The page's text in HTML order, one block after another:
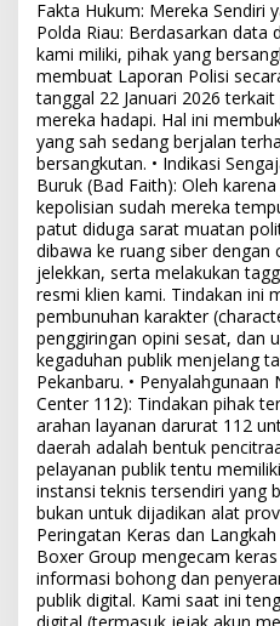
Fakta Hukum: Mereka Sendiri
Polda Riau: Berdasarkan
kami miliki, pihak yang
membuat Laporan Polisi
tanggal 22 Januari 2026
mereka hadapi. Hal ini
yang sah sedang berjalan
bersangkutan. • Indikasi
Buruk (Bad Faith): Oleh
kepolisian sudah mereka
patut diduga sarat muatan
dibawa ke ruang siber
jelekkan, serta melakukan
resmi klien kami. Tindakan ini
pembunuhan karakter
penggiringan opini sesat, dan
kegaduhan publik menjelang
Pekanbaru. • Penyalahgunaan
Center 112): Tindakan pihak
arahan layanan darurat 112
daerah adalah bentuk
pelayanan publik tentu
instansi teknis tersendiri yang
bukan untuk dijadikan alat
Peringatan Keras dan
Boxer Group mengecam
informasi bohong dan
publik digital. Kami saat ini
digital (termasuk jejak akun